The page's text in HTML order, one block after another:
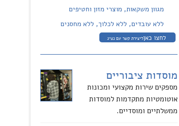
מגוון משקאות, מוצרי מזון וחטיפים
ללא עובדים, ללא לכלוך, ללא מחסנים
לחצו כאןליצירת קשר עם נציג
מוסדות ציבוריים
מספקים שירות מקצועי ומכונות
אוטומטיות מתקדמות למוסדות
ממשלתיים ומוסדיים.